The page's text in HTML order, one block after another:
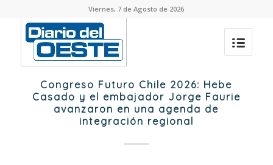
Viernes, 7 de Agosto de 2026
Congreso Futuro Chile 2026: Hebe
Casado y el embajador Jorge Faurie
avanzaron en una agenda de
integración regional